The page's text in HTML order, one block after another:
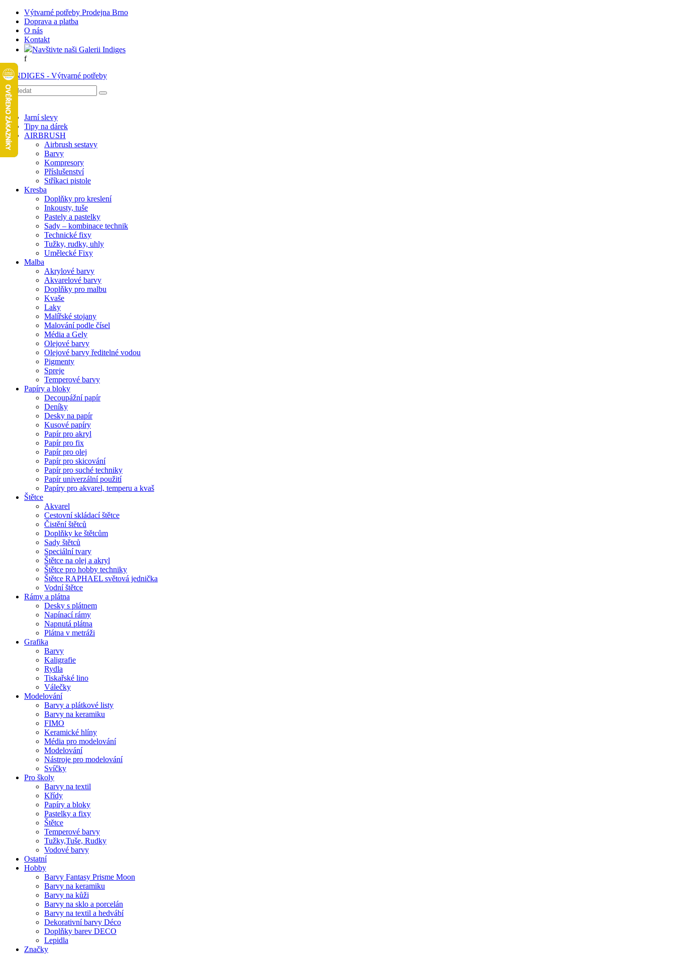
Výtvarné potřeby Prodejna Brno
Doprava a platba
O nás
Kontakt
Navštivte naši Galerii Indiges
f
Jarní slevy
Tipy na dárek
AIRBRUSH
Airbrush sestavy
Barvy
Kompresory
Příslušenství
Stříkaci pistole
Kresba
Doplňky pro kreslení
Inkousty, tuše
Pastely a pastelky
Sady – kombinace technik
Technické fixy
Tužky, rudky, uhly
Umělecké Fixy
Malba
Akrylové barvy
Akvarelové barvy
Doplňky pro malbu
Kvaše
Laky
Malířské stojany
Malování podle čísel
Média a Gely
Olejové barvy
Olejové barvy ředitelné vodou
Pigmenty
Spreje
Temperové barvy
Papíry a bloky
Decoupážní papír
Deníky
Desky na papír
Kusové papíry
Papír pro akryl
Papír pro fix
Papír pro olej
Papír pro skicování
Papír pro suché techniky
Papír univerzální použití
Papíry pro akvarel, temperu a kvaš
Štětce
Akvarel
Cestovní skládací štětce
Čistění štětců
Doplňky ke štětcům
Sady štětců
Speciální tvary
Štětce na olej a akryl
Štětce pro hobby techniky
Štětce RAPHAEL světová jednička
Vodní štětce
Rámy a plátna
Desky s plátnem
Napínací rámy
Napnutá plátna
Plátna v metráži
Grafika
Barvy
Kaligrafie
Rydla
Tiskařské lino
Válečky
Modelování
Barvy a plátkové listy
Barvy na keramiku
FIMO
Keramické hlíny
Média pro modelování
Modelování
Nástroje pro modelování
Svíčky
Pro školy
Barvy na textil
Křídy
Papíry a bloky
Pastelky a fixy
Štětce
Temperové barvy
Tužky,Tuše, Rudky
Vodové barvy
Ostatní
Hobby
Barvy Fantasy Prisme Moon
Barvy na keramiku
Barvy na kůži
Barvy na sklo a porcelán
Barvy na textil a hedvábí
Dekorativní barvy Déco
Doplňky barev DECO
Lepidla
Značky